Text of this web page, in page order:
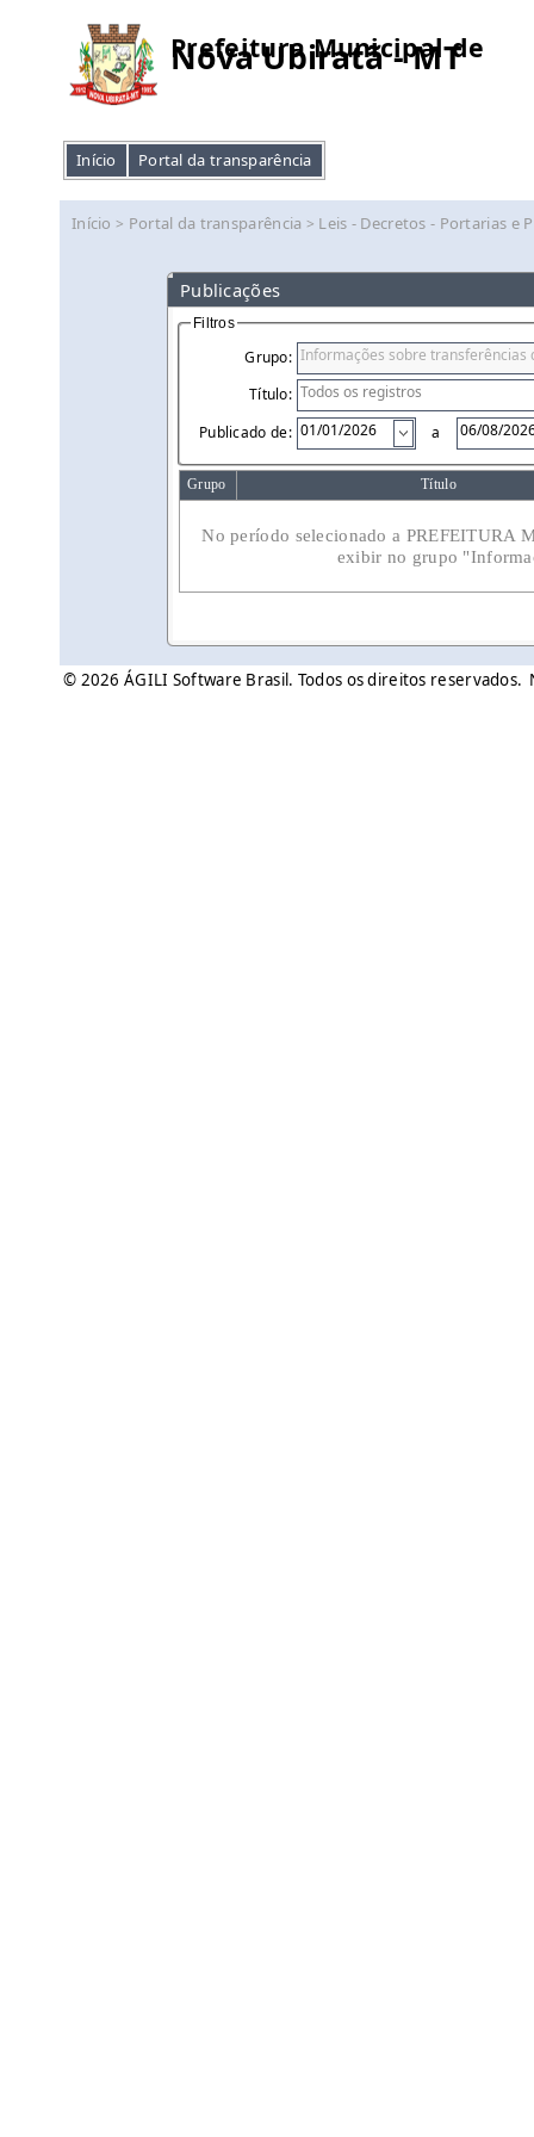
Prefeitura Municipal de
Nova Ubiratã - MT
Início Portal da transparência
Início > Portal da transparência > Leis - Decretos - Portarias e
Publicações
Filtros
Grupo:
Título:
Publicado de:
a
Grupo Título
No período selecionado a PREFEITURA
exibir no grupo
© 2026 ÁGILI Software Brasil. Todos os direitos reservados.